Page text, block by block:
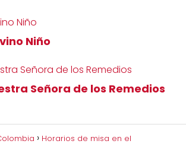
Niño
Señora de los Remedios
Horarios de misa en el